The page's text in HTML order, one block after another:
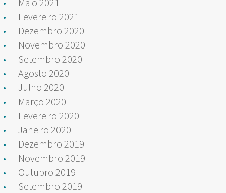
Fevereiro 2021
Dezembro 2020
Novembro 2020
Setembro 2020
Agosto 2020
Julho 2020
Março 2020
Fevereiro 2020
Janeiro 2020
Dezembro 2019
Novembro 2019
Outubro 2019
Setembro 2019